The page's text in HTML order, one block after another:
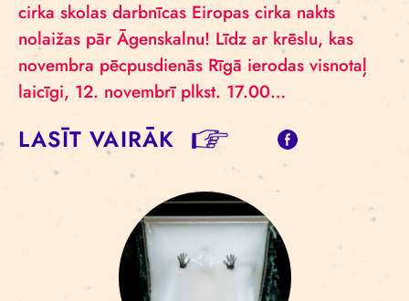
cirka skolas darbnīcas Eiropas cirka nakts
nolaižas pār Āgenskalnu! Līdz ar krēslu, kas
novembra pēcpusdienās Rīgā ierodas visnotaļ
laicīgi, 12. novembrī plkst. 17.00…
LASĪT VAIRĀK